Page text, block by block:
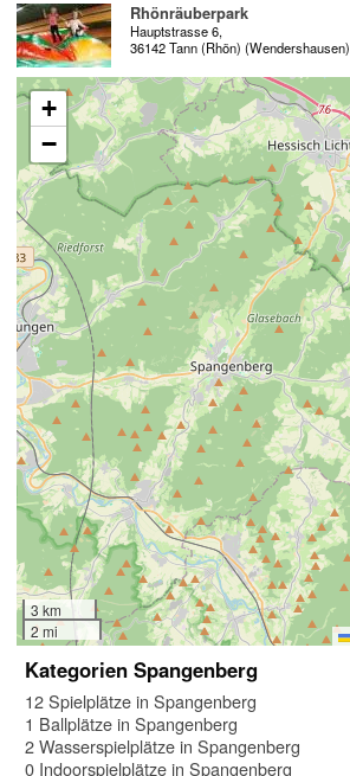
Rhönräuberpark
Hauptstrasse 6,
36142 Tann (Rhön) (Wendershausen)
+
−
3 km
2 mi
Kategorien Spangenberg
12 Spielplätze in Spangenberg
1 Ballplätze in Spangenberg
2 Wasserspielplätze in Spangenberg
0 Indoorspielplätze in Spangenberg